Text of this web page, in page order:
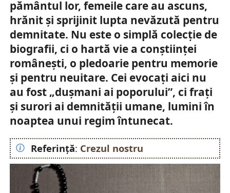
pământul lor, femeile care au ascuns,
hrănit și sprijinit lupta nevăzută pentru
demnitate. Nu este o simplă colecție de
biografii, ci o hartă vie a conștiinței
românești, o pledoarie pentru memorie
și pentru neuitare. Cei evocați aici nu
au fost „dușmani ai poporului”, ci frați
și surori ai demnității umane, lumini în
noaptea unui regim întunecat.
Referință: Crezul nostru